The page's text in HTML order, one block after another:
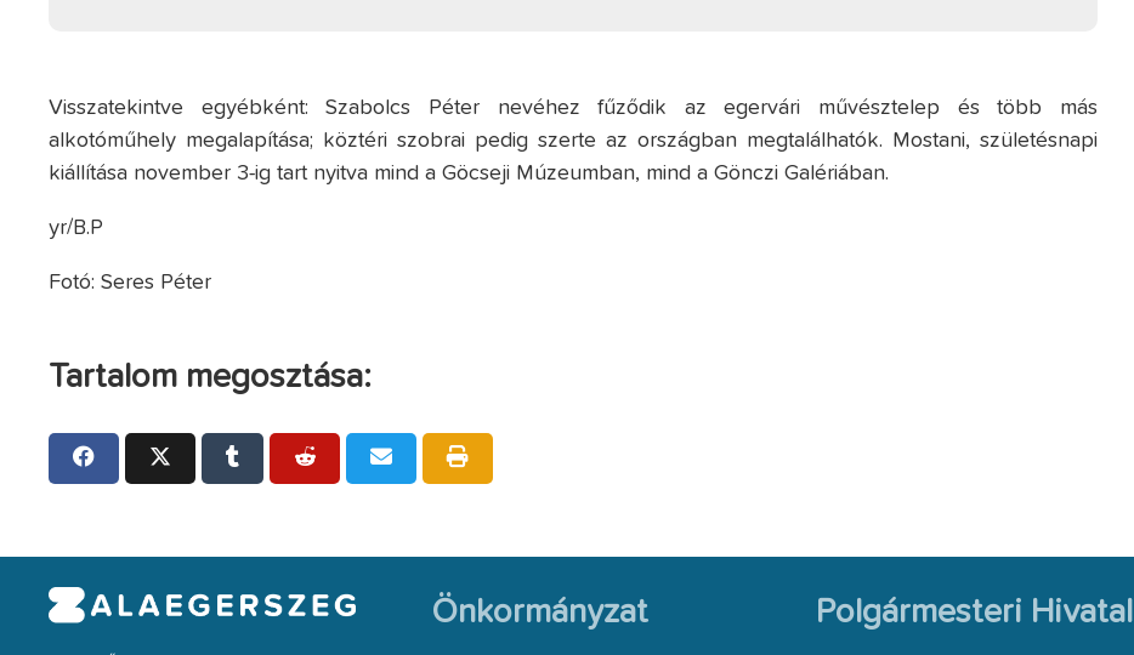
Visszatekintve egyébként: Szabolcs Péter nevéhez fűződik az egervári művésztelep és több más
alkotóműhely megalapítása; köztéri szobrai pedig szerte az országban megtalálhatók. Mostani, születésnapi
kiállítása november 3-ig tart nyitva mind a Göcseji Múzeumban, mind a Gönczi Galériában.
yr/B.P
Fotó: Seres Péter
Tartalom megosztása:
Önkormányzat Polgármesteri Hivatal